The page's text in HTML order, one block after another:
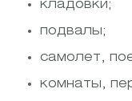
кладовки;
подвалы;
самолет,
комнаты,